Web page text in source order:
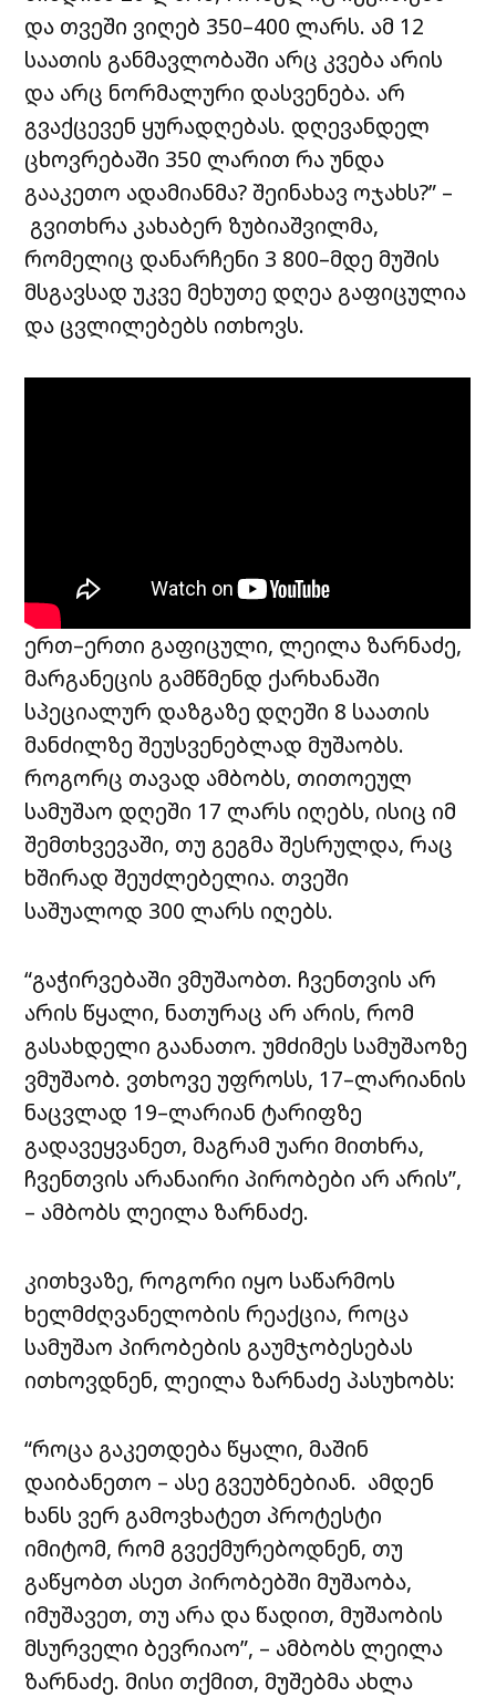
და თვეში ვიღებ 350–400 ლარს. ამ 12
საათის განმავლობაში არც კვება არის
და არც ნორმალური დასვენება. არ
გვაქცევენ ყურადღებას. დღევანდელ
ცხოვრებაში 350 ლარით რა უნდა
გააკეთო ადამიანმა? შეინახავ ოჯახს?” –
გვითხრა კახაბერ ზუბიაშვილმა,
რომელიც დანარჩენი 3 800–მდე მუშის
მსგავსად უკვე მეხუთე დღეა გაფიცულია
და ცვლილებებს ითხოვს.
ერთ–ერთი გაფიცული, ლეილა ზარნაძე,
მარგანეცის გამწმენდ ქარხანაში
სპეციალურ დაზგაზე დღეში 8 საათის
მანძილზე შეუსვენებლად მუშაობს.
როგორც თავად ამბობს, თითოეულ
სამუშაო დღეში 17 ლარს იღებს, ისიც იმ
შემთხვევაში, თუ გეგმა შესრულდა, რაც
ხშირად შეუძლებელია. თვეში
საშუალოდ 300 ლარს იღებს.
“გაჭირვებაში ვმუშაობთ. ჩვენთვის არ
არის წყალი, ნათურაც არ არის, რომ
გასახდელი გაანათო. უმძიმეს სამუშაოზე
ვმუშაობ. ვთხოვე უფროსს, 17–ლარიანის
ნაცვლად 19–ლარიან ტარიფზე
გადავეყვანეთ, მაგრამ უარი მითხრა,
ჩვენთვის არანაირი პირობები არ არის”,
– ამბობს ლეილა ზარნაძე.
კითხვაზე, როგორი იყო საწარმოს
ხელმძღვანელობის რეაქცია, როცა
სამუშაო პირობების გაუმჯობესებას
ითხოვდნენ, ლეილა ზარნაძე პასუხობს:
“როცა გაკეთდება წყალი, მაშინ
დაიბანეთო – ასე გვეუბნებიან. ამდენ
ხანს ვერ გამოვხატეთ პროტესტი
იმიტომ, რომ გვექმურებოდნენ, თუ
გაწყობთ ასეთ პირობებში მუშაობა,
იმუშავეთ, თუ არა და წადით, მუშაობის
მსურველი ბევრიაო”, – ამბობს ლეილა
ზარნაძე. მისი თქმით, მუშებმა ახლა